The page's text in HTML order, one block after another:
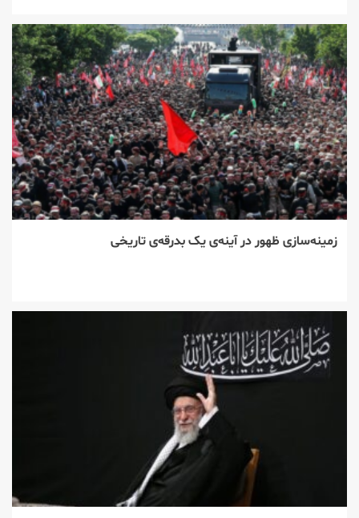
زمینه‌سازی ظهور در آینه‌ی یک بدرقه‌ی تاریخی